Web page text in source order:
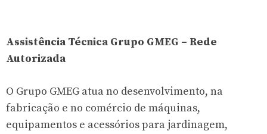
Assistência Técnica Grupo GMEG – Rede
Autorizada
O Grupo GMEG atua no desenvolvimento, na
fabricação e no comércio de máquinas,
equipamentos e acessórios para jardinagem,